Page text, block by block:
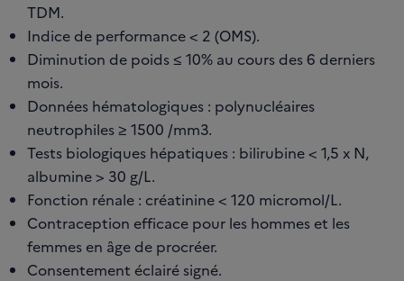
TDM.
Indice de performance < 2 (OMS).
Diminution de poids ≤ 10% au cours des 6 derniers
mois.
Données hématologiques : polynucléaires
neutrophiles ≥ 1500 /mm3.
Tests biologiques hépatiques : bilirubine < 1,5 x N,
albumine > 30 g/L.
Fonction rénale : créatinine < 120 micromol/L.
Contraception efficace pour les hommes et les
femmes en âge de procréer.
Consentement éclairé signé.